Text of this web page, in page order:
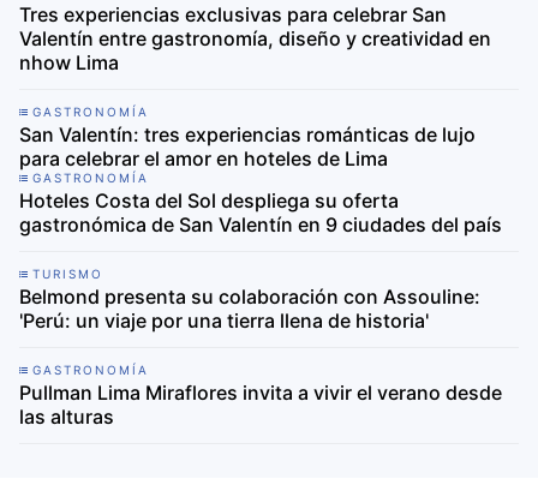
Tres experiencias exclusivas para celebrar San
Valentín entre gastronomía, diseño y creatividad en
nhow Lima
GASTRONOMÍA
San Valentín: tres experiencias románticas de lujo
para celebrar el amor en hoteles de Lima
GASTRONOMÍA
Hoteles Costa del Sol despliega su oferta
gastronómica de San Valentín en 9 ciudades del país
TURISMO
Belmond presenta su colaboración con Assouline:
'Perú: un viaje por una tierra llena de historia'
GASTRONOMÍA
Pullman Lima Miraflores invita a vivir el verano desde
las alturas